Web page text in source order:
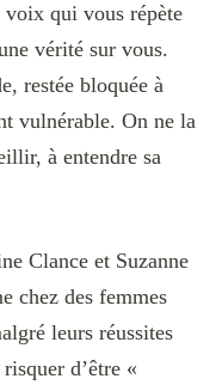
voix qui vous répète
vérité sur vous.
restée bloquée à
vulnérable. On ne la
à entendre sa
Clance et Suzanne
chez des femmes
leurs réussites
d’être «